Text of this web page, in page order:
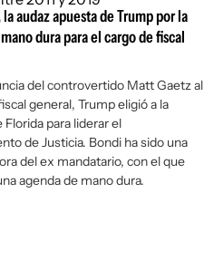
la audaz apuesta de Trump por la
dura para el cargo de fiscal
del controvertido Matt Gaetz al
general, Trump eligió a la
Florida para liderar el
de Justicia. Bondi ha sido una
del ex mandatario, con el que
agenda de mano dura.